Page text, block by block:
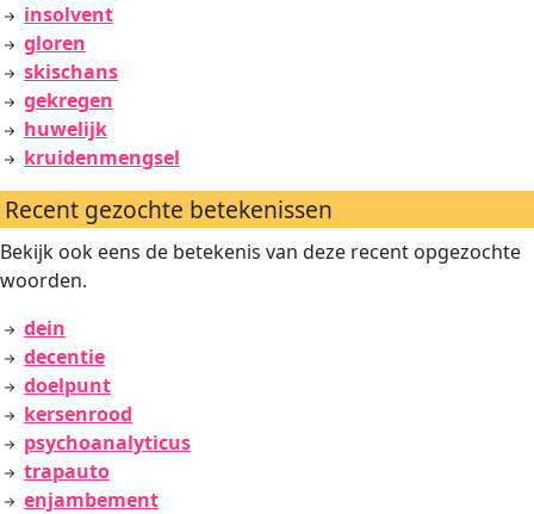
insolvent
gloren
skischans
gekregen
huwelijk
kruidenmengsel
Recent gezochte betekenissen
Bekijk ook eens de betekenis van deze recent opgezochte
woorden.
dein
decentie
doelpunt
kersenrood
psychoanalyticus
trapauto
enjambement